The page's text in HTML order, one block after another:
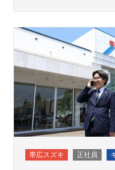
帯広スズキ 正社員